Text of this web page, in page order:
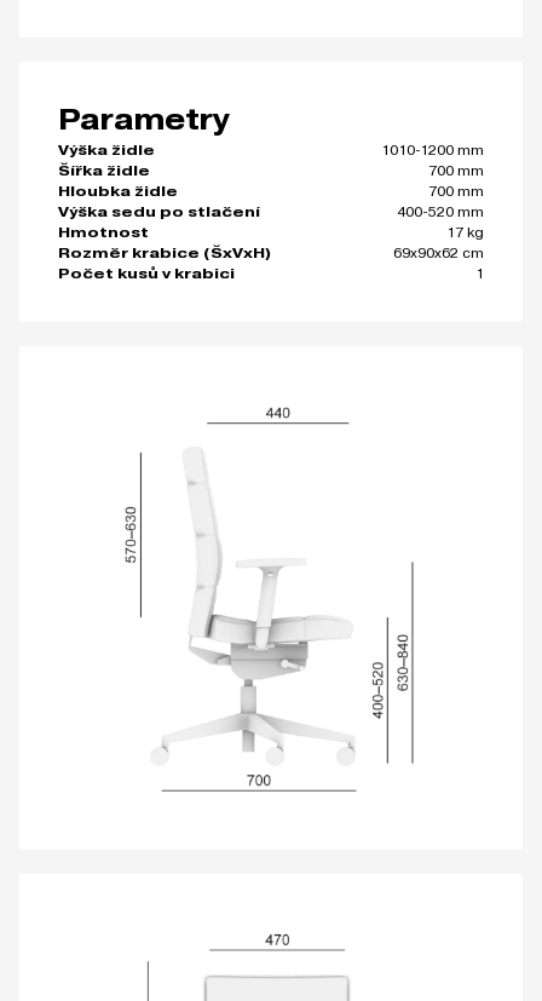
Parametry
Výška židle
1010-1200 mm
Šířka židle
700 mm
Hloubka židle
700 mm
Výška sedu po stlačení
400-520 mm
Hmotnost
17 kg
Rozměr krabice (ŠxVxH)
69x90x62 cm
Počet kusů v krabici
1